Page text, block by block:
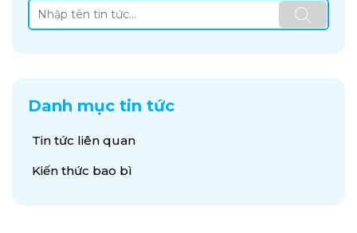
Danh mục tin tức
Tin tức liên quan
Kiến thức bao bì